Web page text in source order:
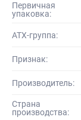
Первичная
упаковка:
АТХ-группа:
Признак:
Производитель:
Страна
производства: